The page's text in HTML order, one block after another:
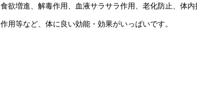
食欲増進、解毒作用、血液サラサラ作用、老化防止、体内
作用等など、体に良い効能・効果がいっぱいです。